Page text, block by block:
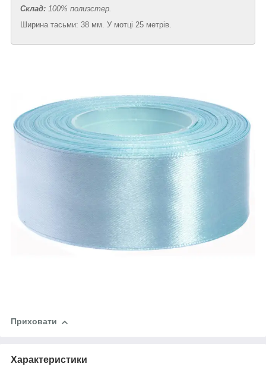
Склад: 100% полиэстер.
Ширина тасьми: 38 мм. У мотці 25 метрів.
Приховати
Характеристики